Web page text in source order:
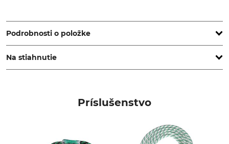
4600 Wels, Austria, www.teufelberger.com
Podrobnosti o položke
Norma
EN 795 B
Teufelberger
Pulleysaver Pull Down
Na stiahnutie
Príslušenstvo